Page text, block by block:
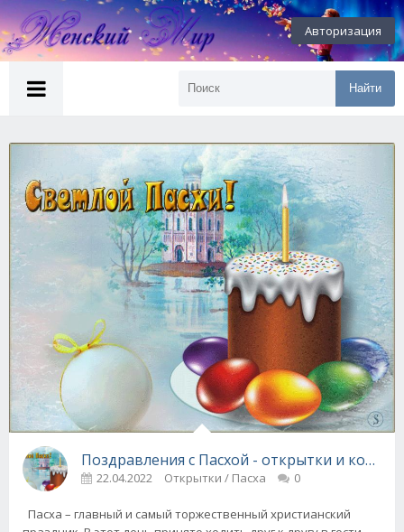
Авторизация
Найти
Поздравления с Пасхой - открытки и
22.04.2022 Открытки / Пасха 0
Пасха – главный и самый торжественный христианский